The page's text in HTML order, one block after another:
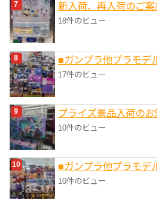
新入荷、再入荷のご案
18件のビュー
■ガンプラ他プラモデ
17件のビュー
プライズ景品入荷のお
10件のビュー
■ガンプラ他プラモデ
10件のビュー